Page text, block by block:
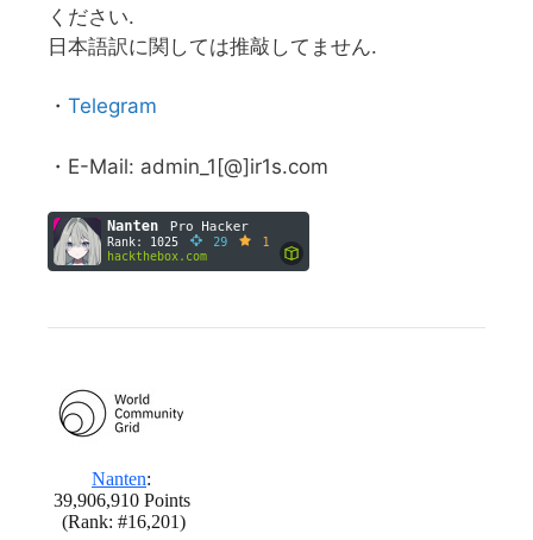
ください.
日本語訳に関しては推敲してません.
・ Telegram
・E-Mail: admin_1[@]ir1s.com